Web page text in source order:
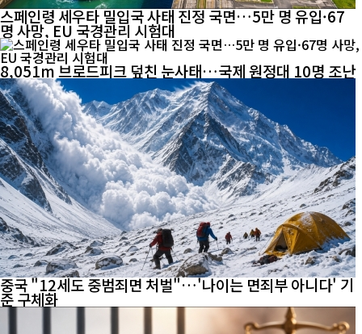
스페인령 세우타 밀입국 사태 진정 국면…5만 명 유입·67
명 사망, EU 국경관리 시험대
8,051m 브로드피크 덮친 눈사태…국제 원정대 10명 조난
중국 "12세도 중범죄면 처벌"…'나이는 면죄부 아니다' 기
준 구체화